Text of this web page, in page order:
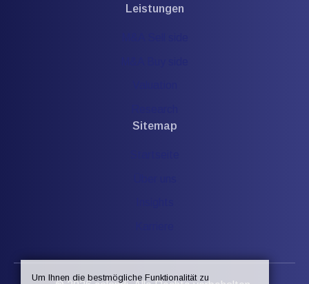
Leistungen
Sitemap
Um Ihnen die bestmögliche Funktionalität zu